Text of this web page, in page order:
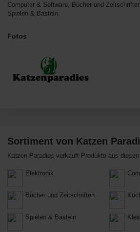
Computer & Software, Bücher und
Spielen & Basteln.
Fotos
Sortiment von Katzen
Katzen Paradies verkauft Produkte aus diesen
Elektronik
Bücher und Zeitschriften
Spielen & Basteln